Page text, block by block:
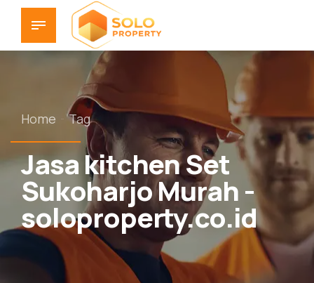
Home Tag
Jasa kitchen Set
Sukoharjo Murah -
soloproperty.co.id